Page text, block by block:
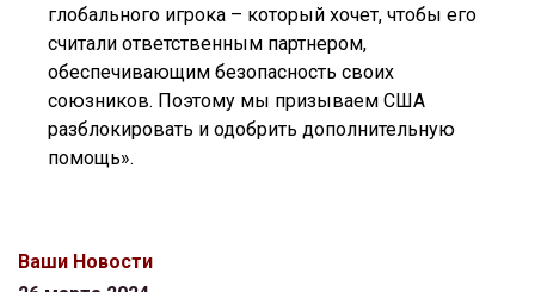
глобального игрока – который хочет, чтобы его
считали ответственным партнером,
обеспечивающим безопасность своих
союзников. Поэтому мы призываем США
разблокировать и одобрить дополнительную
помощь».
Ваши Новости